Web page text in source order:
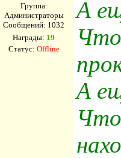
Группа:
Администраторы
Сообщений: 1032
Награды: 19
Статус: Offline
А
А